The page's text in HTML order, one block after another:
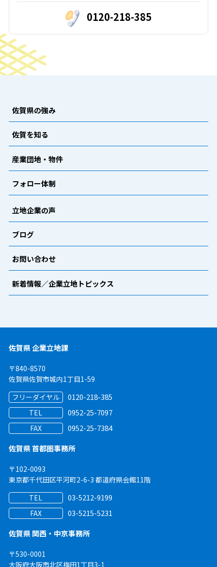
0120-218-385
佐賀県の強み
佐賀を知る
産業団地・物件
フォロー体制
立地企業の声
ブログ
お問い合わせ
新着情報／企業立地トピックス
佐賀県 企業立地課
〒840-8570
佐賀県佐賀市城内1丁目1-59
フリーダイヤル
0120-218-385
TEL 0952-25-7097
FAX
0952-25-7384
佐賀県 首都圏事務所
〒102-0093
東京都千代田区平河町2-6-3 都道府県会館11階
TEL
03-5212-9199
FAX
03-5215-5231
佐賀県 関西・中京事務所
〒530-0001
大阪府大阪市北区梅田1丁目3-1